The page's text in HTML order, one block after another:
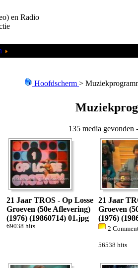
en Radio
Hoofdscherm >
135 media gevonden
21 Jaar TROS - Op Losse
Groeven (50e Aflevering)
(1976) (19860714) 01.jpg
69038 hits
21 Jaar
Groeven
(1976)
2
56538 hits